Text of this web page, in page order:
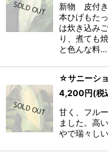
新物 皮付
本ひげもた
は炊き込み
り、煮ても
と色んな料…
☆サニーシ
4,200円(税
甘く、フル
ました。高
やで瑞々し